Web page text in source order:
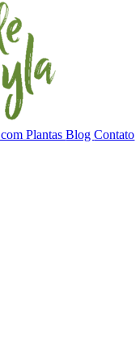
PlantasBlogContato